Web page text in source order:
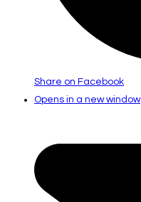
Share on Facebook
Opens in a new window